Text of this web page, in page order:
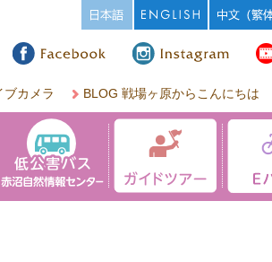
ブカメラ BLOG 戦場ヶ原からこんにちは